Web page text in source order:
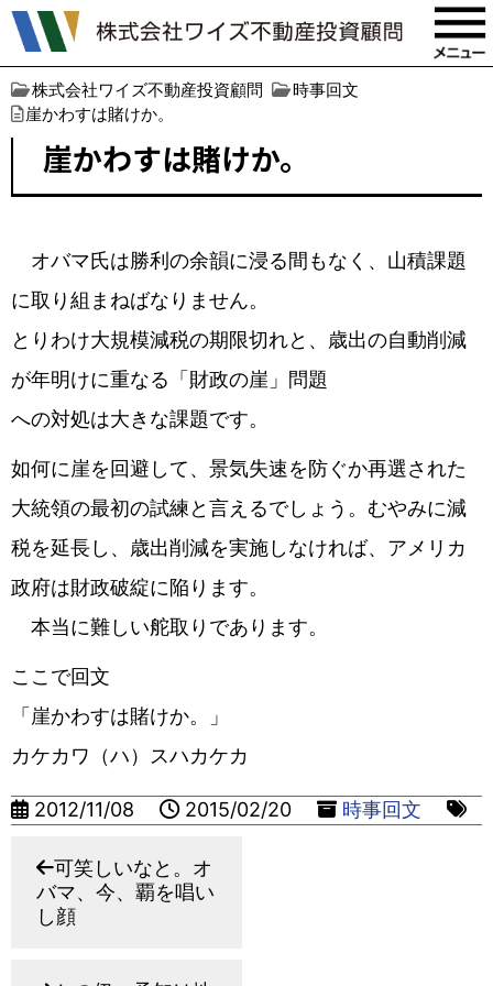
株式会社ワイズ不動産投資顧問
時事回文
崖かわすは賭けか。
崖かわすは賭けか。
オバマ氏は勝利の余韻に浸る間もなく、山積課題
に取り組まねばなりません。
とりわけ大規模減税の期限切れと、歳出の自動削減
が年明けに重なる「財政の崖」問題
への対処は大きな課題です。
如何に崖を回避して、景気失速を防ぐか再選された
大統領の最初の試練と言えるでしょう。むやみに減
税を延長し、歳出削減を実施しなければ、アメリカ
政府は財政破綻に陥ります。
本当に難しい舵取りであります。
ここで回文
「崖かわすは賭けか。」
カケカワ（ハ）スハカケカ
2012/11/08 2015/02/20 時事回文
可笑しいなと。オ
バマ、今、覇を唱い
し顔